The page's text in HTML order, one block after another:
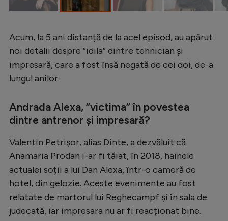
Creează cont
Acum, la 5 ani distanță de la acel episod, au apărut
noi detalii despre ”idila” dintre tehnician și
impresară, care a fost însă negată de cei doi, de-a
lungul anilor.
Andrada Alexa, ”victima” în povestea
dintre antrenor și impresară?
Valentin Petrișor, alias Dinte, a dezvăluit că
Anamaria Prodan i-ar fi tăiat, în 2018, hainele
actualei soții a lui Dan Alexa, într-o cameră de
hotel, din gelozie. Aceste evenimente au fost
relatate de martorul lui Reghecampf și în sala de
judecată, iar impresara nu ar fi reacționat bine.